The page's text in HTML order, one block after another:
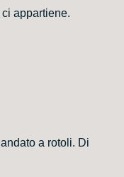
appartiene.
a rotoli. Di